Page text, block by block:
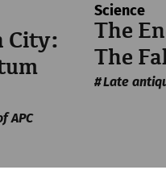
City:
APC
Science
The
The
Late